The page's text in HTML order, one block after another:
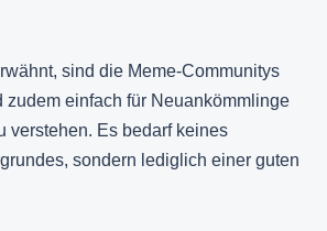
sind die Meme-Communitys
zudem einfach für Neuankömmlinge
verstehen. Es bedarf keines
sondern lediglich einer guten